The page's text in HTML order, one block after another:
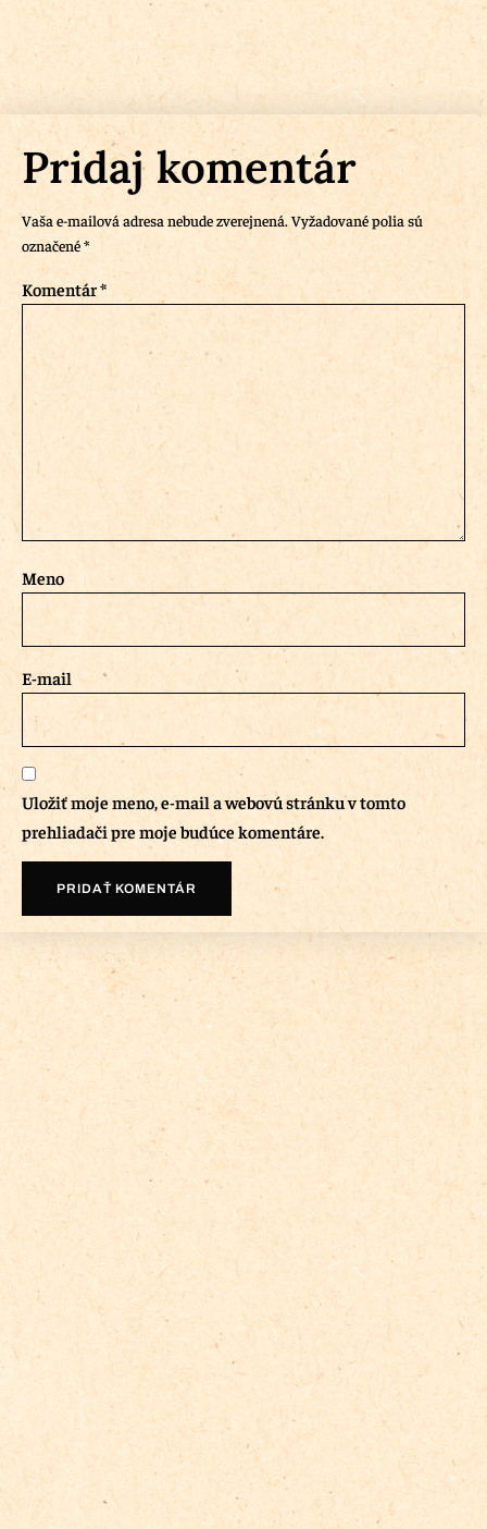
Pridaj komentár
Vaša e-mailová adresa nebude zverejnená.Vyžadované polia sú
označené*
Komentár*
Meno
E-mail
Uložiť moje meno, e-mail a webovú stránku v tomto
prehliadači pre moje budúce komentáre.